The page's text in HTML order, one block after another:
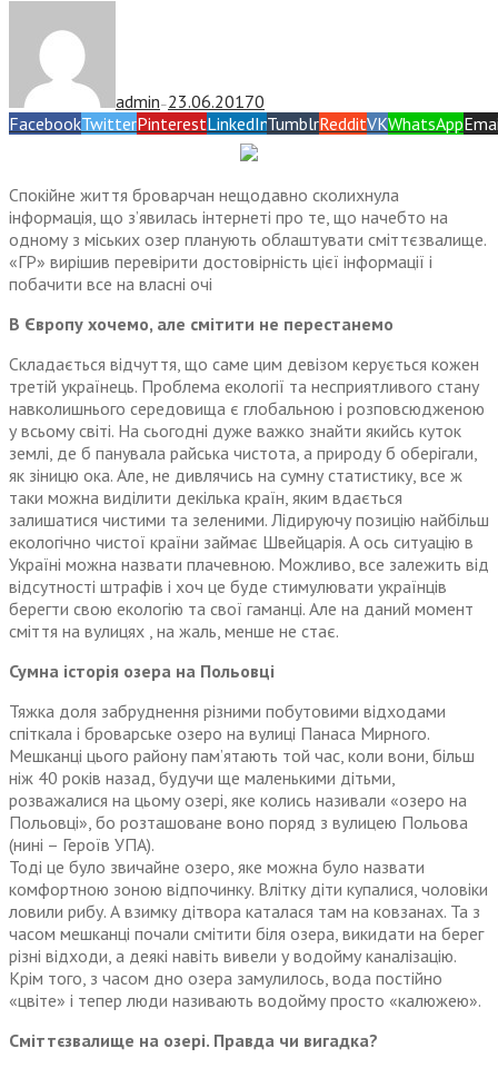
admin — 23.06.20170
FacebookTwitterPinterestLinkedInTumblrRedditVKWhatsApp
Спокійне життя броварчан нещодавно сколихнула
інформація, що з’явилась інтернеті про те, що начебто на
одному з міських озер планують облаштувати сміттєзвалище.
«ГР» вирішив перевірити достовірність цієї інформації і
побачити все на власні очі
В Європу хочемо, але смітити не перестанемо
Складається відчуття, що саме цим девізом керується кожен
третій українець. Проблема екології та несприятливого стану
навколишнього середовища є глобальною і розпов­сюдженою
у всьому світі. На сьогодні дуже важко знайти якийсь куток
землі, де б панувала райська чистота, а природу б оберігали,
як зіницю ока. Але, не дивлячись на сумну статистику, все ж
таки можна виділити декілька країн, яким вдається
залишатися чистими та зеленими. Лідируючу позицію найбільш
екологічно чистої країни займає Швейцарія. А ось ситуацію в
Україні можна назвати плачевною. Можливо, все залежить від
відсутності штрафів і хоч це буде стимулювати українців
берегти свою екологію та свої гаманці. Але на даний момент
сміття на вулицях , на жаль, менше не стає.
Сумна історія озера на Польовці
Тяжка доля забруднення різними побутовими відходами
спіткала і броварське озеро на вулиці Панаса Мирного.
Мешканці цього району пам’ятають той час, коли вони, більш
ніж 40 років назад, будучи ще маленькими дітьми,
розважалися на цьому озері, яке колись називали «озеро на
Польовці», бо розташоване воно поряд з вулицею Польова
(нині – Героїв УПА).
Тоді це було звичайне озеро, яке можна було назвати
комфортною зоною відпочинку. Влітку діти купалися, чоловіки
ловили рибу. А взимку дітвора каталася там на ковзанах. Та з
часом мешканці почали смітити біля озера, викидати на берег
різні відходи, а деякі навіть вивели у водойму каналізацію.
Крім того, з часом дно озера замулилось, вода постійно
«цвіте» і тепер люди називають водойму просто «калюжею».
Сміттєзвалище на озері. Правда чи вигадка?